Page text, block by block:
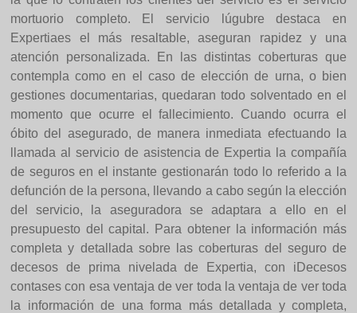
mortuorio completo. El servicio lúgubre destaca en
Expertiaes el más resaltable, aseguran rapidez y una
atención personalizada. En las distintas coberturas que
contempla como en el caso de elección de urna, o bien
gestiones documentarias, quedaran todo solventado en el
momento que ocurre el fallecimiento. Cuando ocurra el
óbito del asegurado, de manera inmediata efectuando la
llamada al servicio de asistencia de Expertia la compañía
de seguros en el instante gestionarán todo lo referido a la
defunción de la persona, llevando a cabo según la elección
del servicio, la aseguradora se adaptara a ello en el
presupuesto del capital. Para obtener la información más
completa y detallada sobre las coberturas del seguro de
decesos de prima nivelada de Expertia, con iDecesos
contases con esa ventaja de ver toda la ventaja de ver toda
la información de una forma más detallada y completa,